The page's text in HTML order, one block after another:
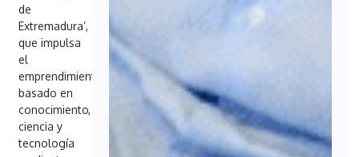
de
Extremadura’,
que impulsa
el
emprendimiento
basado en
conocimiento,
ciencia y
tecnología